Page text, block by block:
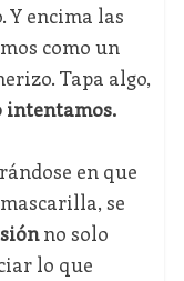
Y encima las
como un
Tapa algo,
intentamos.
en que
se
no solo
lo que